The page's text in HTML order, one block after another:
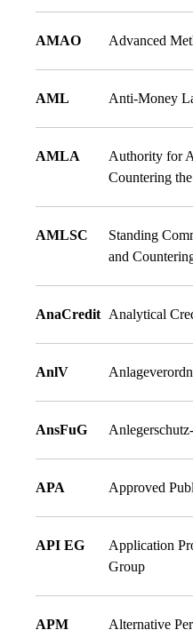
AMAO Advanced
AML Anti-Money
AMLA
Authority for
Countering
AMLSC
Standing
and
AnaCredit Analytical
AnlV
AnsFuG
APA Approved
API EG
Application
Group
APM Alternative